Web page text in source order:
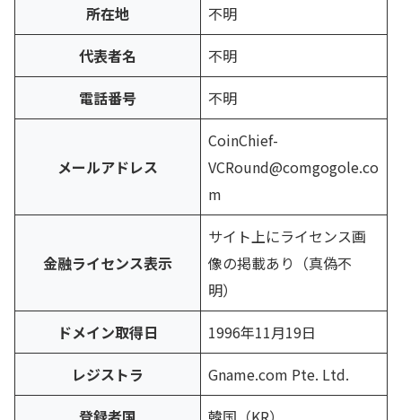
所在地
不明
代表者名
不明
電話番号
不明
メールアドレス
CoinChief-
VCRound@comgogole.co
m
金融ライセンス表示
サイト上にライセンス画
像の掲載あり（真偽不
明）
ドメイン取得日
1996年11月19日
レジストラ
Gname.com Pte. Ltd.